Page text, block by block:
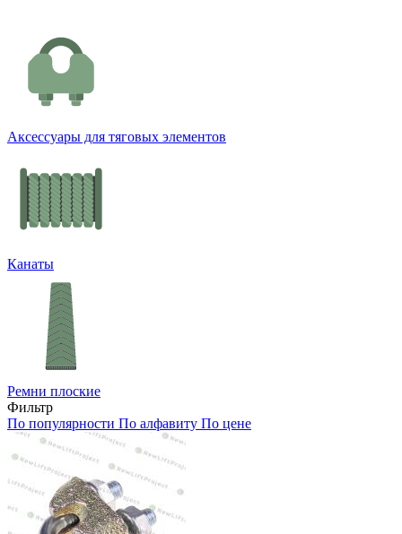
Аксессуары для тяговых элементов
Канаты
Ремни плоские
Фильтр
По популярности По алфавиту По цене